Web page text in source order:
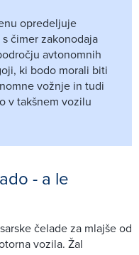
opredeljuje
čimer zakonodaja
avtonomnih
ki bodo morali biti
vožnje in tudi
v takšnem vozilu
- a le
čelade za mlajše od
vozila. Žal